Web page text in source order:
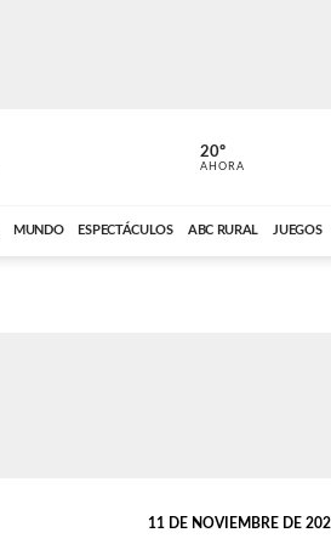
ABC CARDINAL
20º
AHORA
MUNDO ESPECTÁCULOS ABC RURAL JUEGOS
11 DE NOVIEMBRE DE